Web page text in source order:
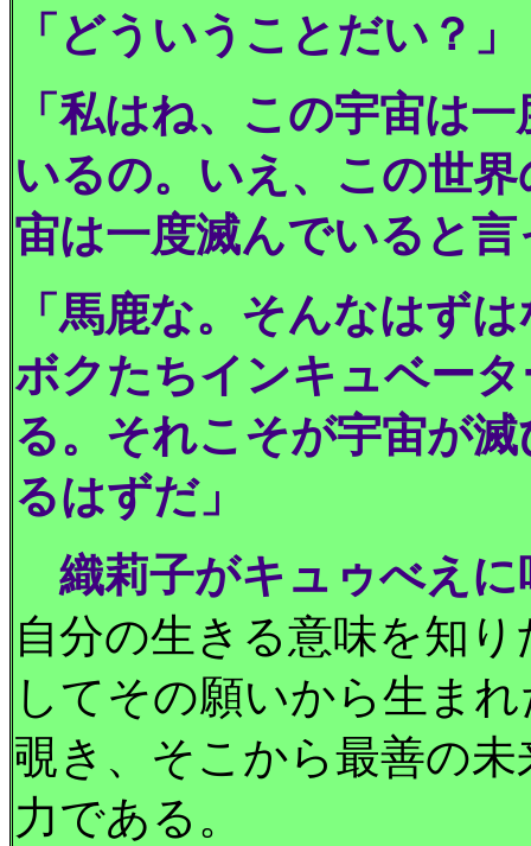
「どういうことだい？」
「私はね、この宇宙は
いるの。いえ、この世
宙は一度滅んでいると
「馬鹿な。そんなはず
ボクたちインキュベー
る。それこそが宇宙が
るはずだ」
織莉子がキュゥべえに
自分の生きる意味を知
してその願いから生ま
覗き、そこから最善の
力である。